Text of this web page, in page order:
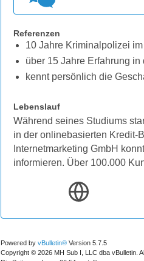
Referenzen
10 Jahre Kriminalpolizei
über 15 Jahre Erfahrung
kennt persönlich die
Lebenslauf
Während seines Studiums
in der onlinebasierten Kredit-
Internetmarketing GmbH
informieren. Über 100.000
Powered by vBulletin® Version 5.7.5
Copyright © 2026 MH Sub I, LLC dba vBulletin.